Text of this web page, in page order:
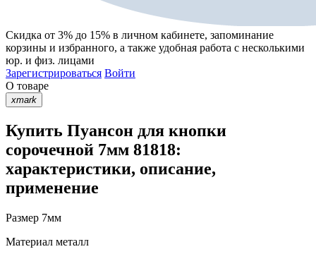
Скидка от 3% до 15% в личном кабинете, запоминание
корзины и избранного, а также удобная работа с несколькими
юр. и физ. лицами
Зарегистрироваться Войти
О товаре
xmark
Купить Пуансон для кнопки
сорочечной 7мм 81818:
характеристики, описание,
применение
Размер 7мм
Материал металл